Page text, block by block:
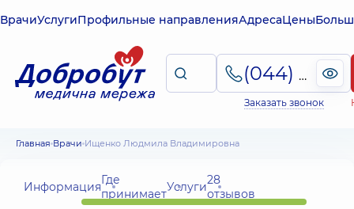
ВрачиУслугиПрофильные направленияАдресаЦены
(044) 495-2-888
Заказать звонок
Главная Врачи Ищенко Людмила Владимировна
ИнформацияГде
принимаетУслуги28
отзывов